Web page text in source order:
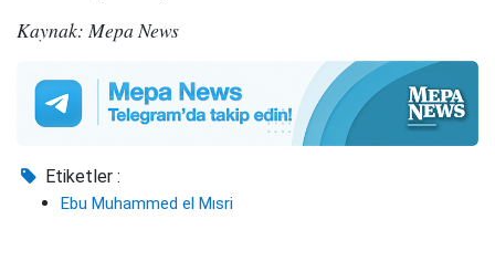
Kaynak: Mepa News
Etiketler :
Ebu Muhammed el Mısri